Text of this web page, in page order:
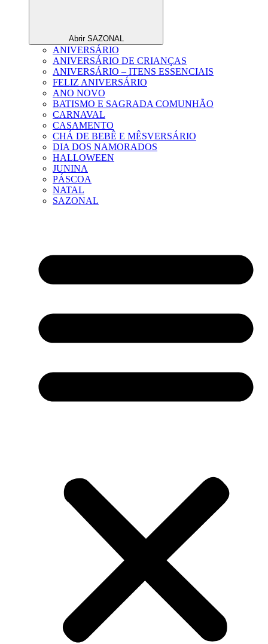
Abrir SAZONAL
ANIVERSÁRIO
ANIVERSÁRIO DE CRIANÇAS
ANIVERSÁRIO – ITENS ESSENCIAIS
FELIZ ANIVERSÁRIO
ANO NOVO
BATISMO E SAGRADA COMUNHÃO
CARNAVAL
CASAMENTO
CHÁ DE BEBÊ E MÊSVERSÁRIO
DIA DOS NAMORADOS
HALLOWEEN
JUNINA
PÁSCOA
NATAL
SAZONAL